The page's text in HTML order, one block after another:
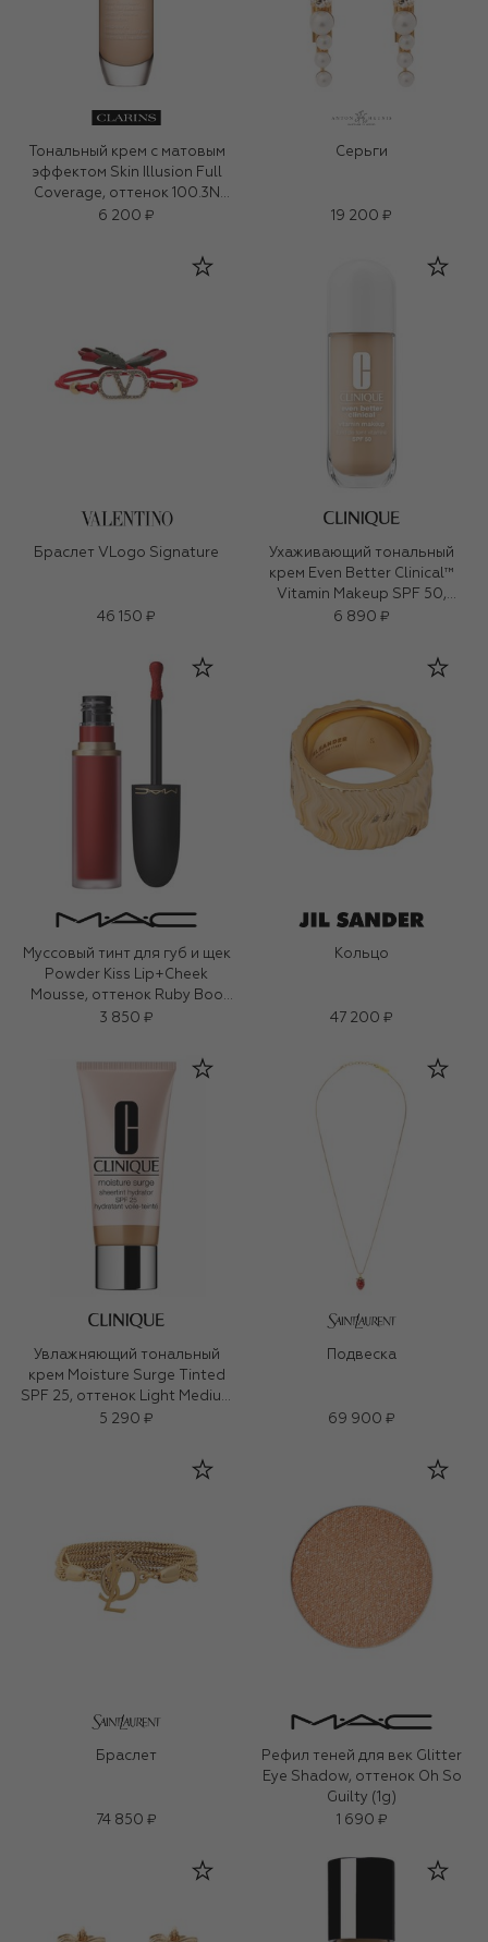
Тональный крем с матовым
эффектом Skin Illusion Full
Coverage, оттенок 100.3N
(30ml)
6 200 ₽
Серьги
19 200 ₽
Браслет VLogo Signature
46 150 ₽
Ухаживающий тональный
крем Even Better Clinical™
Vitamin Makeup SPF 50,
оттенок Light Cool 2 (30ml)
6 890 ₽
Муссовый тинт для губ и щек
Powder Kiss Lip+Cheek
Mousse, оттенок Ruby Boo
(5ml)
3 850 ₽
Кольцо
47 200 ₽
Увлажняющий тональный
крем Moisture Surge Tinted
SPF 25, оттенок Light Medium
(40ml)
5 290 ₽
Подвеска
69 900 ₽
Браслет
74 850 ₽
Рефил теней для век Glitter
Eye Shadow, оттенок Oh So
Guilty (1g)
1 690 ₽